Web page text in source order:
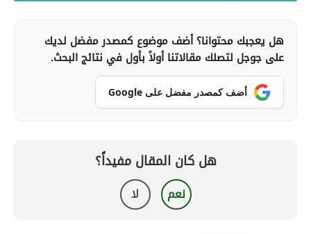
هل يعجبك محتوانا؟ أضف موضوع كمصدر مفضل لديك
على جوجل لتصلك مقالاتنا أولاً بأول في نتائج البحث.
أضف كمصدر مفضل على Google
هل كان المقال مفيداً؟
نعم لا